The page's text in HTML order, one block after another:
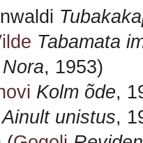
Tabamata
Nora, 1953)
Kolm õde,
Ainult unistus,